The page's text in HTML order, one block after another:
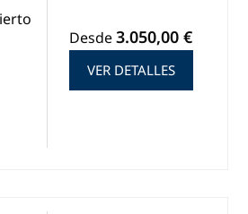
Desde3.050,00 €
VER DETALLES